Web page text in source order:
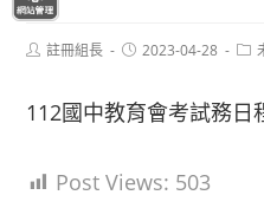
Post註冊組長
Post2023-04-28
Post
112國中教育會考試務日
Post Views: 503